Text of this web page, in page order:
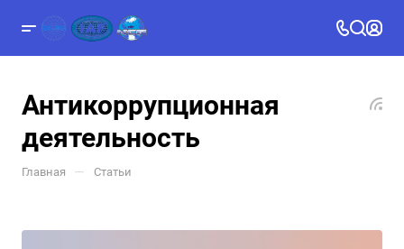
Антикоррупционная
деятельность
Главная — Статьи